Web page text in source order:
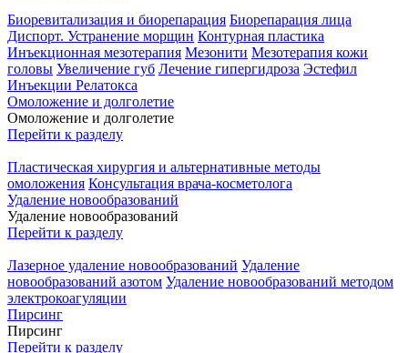
Биоревитализация и биорепарация Биорепарация лица
Диспорт. Устранение морщин Контурная пластика
Инъекционная мезотерапия Мезонити Мезотерапия кожи
головы Увеличение губ Лечение гипергидроза Эстефил
Инъекции Релатокса
Омоложение и долголетие
Омоложение и долголетие
Перейти к разделу
Пластическая хирургия и альтернативные методы
омоложения Консультация врача-косметолога
Удаление новообразований
Удаление новообразований
Перейти к разделу
Лазерное удаление новообразований Удаление
новообразований азотом Удаление новообразований методом
электрокоагуляции
Пирсинг
Пирсинг
Перейти к разделу